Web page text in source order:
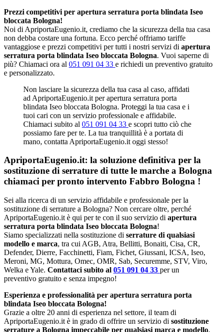
Prezzi competitivi per apertura serratura porta blindata Iseo
bloccata Bologna!
Noi di ApriportaEugenio.it, crediamo che la sicurezza della tua casa
non debba costare una fortuna. Ecco perché offriamo tariffe
vantaggiose e prezzi competitivi per tutti i nostri servizi di apertura
serratura porta blindata Iseo bloccata Bologna. Vuoi saperne di
più? Chiamaci ora al 051 091 04 33 e richiedi un preventivo gratuito
e personalizzato.
Non lasciare la sicurezza della tua casa al caso, affidati
ad ApriportaEugenio.it per apertura serratura porta
blindata Iseo bloccata Bologna. Proteggi la tua casa e i
tuoi cari con un servizio professionale e affidabile.
Chiamaci subito al 051 091 04 33 e scopri tutto ciò che
possiamo fare per te. La tua tranquillità è a portata di
mano, contatta ApriportaEugenio.it oggi stesso!
ApriportaEugenio.it: la soluzione definitiva per la
sostituzione di serrature di tutte le marche a Bologna
chiamaci per pronto intervento Fabbro Bologna !
Sei alla ricerca di un servizio affidabile e professionale per la
sostituzione di serrature a Bologna? Non cercare oltre, perché
ApriportaEugenio.it è qui per te con il suo servizio di apertura
serratura porta blindata Iseo bloccata Bologna!
Siamo specializzati nella sostituzione di serrature di qualsiasi
modello e marca, tra cui AGB, Atra, Bellitti, Bonaiti, Cisa, CR,
Defender, Dierre, Facchinetti, Fiam, Fichet, Giussani, ICSA, Iseo,
Meroni, MG, Mottura, Omec, OMR, Sab, Securemme, STV, Viro,
Welka e Yale. Contattaci subito al 051 091 04 33 per un
preventivo gratuito e senza impegno!
Esperienza e professionalità per apertura serratura porta
blindata Iseo bloccata Bologna!
Grazie a oltre 20 anni di esperienza nel settore, il team di
ApriportaEugenio.it è in grado di offrire un servizio di sostituzione
serrature a Bologna impeccabile per qualsiasi marca e modello.